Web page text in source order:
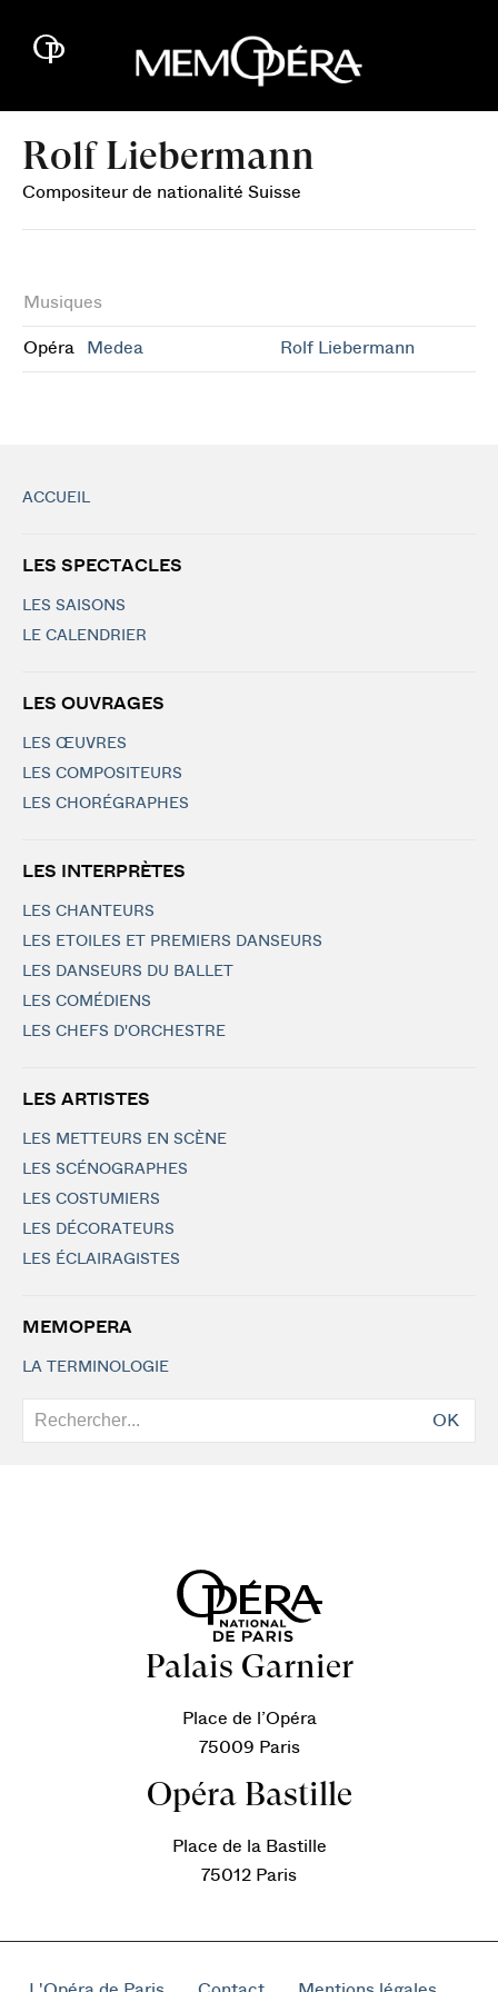
Rolf Liebermann
Compositeur de nationalité Suisse
Musiques
Opéra Medea Rolf Liebermann
ACCUEIL
LES SPECTACLES
LES SAISONS
LE CALENDRIER
LES OUVRAGES
LES ŒUVRES
LES COMPOSITEURS
LES CHORÉGRAPHES
LES INTERPRÈTES
LES CHANTEURS
LES ETOILES ET PREMIERS DANSEURS
LES DANSEURS DU BALLET
LES COMÉDIENS
LES CHEFS D'ORCHESTRE
LES ARTISTES
LES METTEURS EN SCÈNE
LES SCÉNOGRAPHES
LES COSTUMIERS
LES DÉCORATEURS
LES ÉCLAIRAGISTES
MEMOPERA
LA TERMINOLOGIE
OK
Palais Garnier
Place de l’Opéra
75009 Paris
Opéra Bastille
Place de la Bastille
75012 Paris